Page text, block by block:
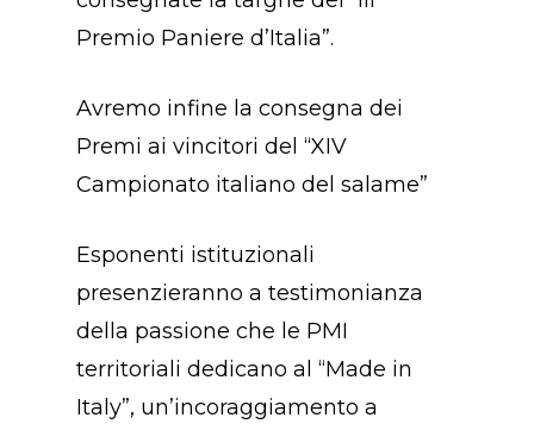
Premio Paniere d’Italia”.
Avremo infine la consegna dei
Premi ai vincitori del “XIV
Campionato italiano del salame”
Esponenti istituzionali
presenzieranno a testimonianza
della passione che le PMI
territoriali dedicano al “Made in
Italy”, un’incoraggiamento a